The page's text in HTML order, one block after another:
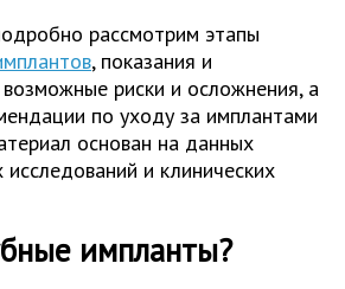
рассмотрим этапы
, показания и
возможные риски и осложнения, а
по уходу за имплантами
основан на данных
и клинических
импланты?